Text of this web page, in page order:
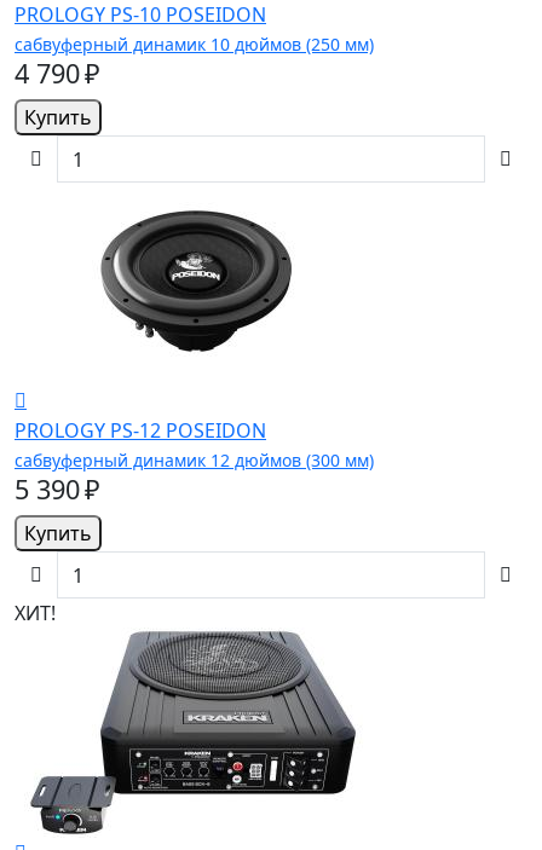
PROLOGY PS-10 POSEIDON
сабвуферный динамик 10 дюймов (250 мм)
4 790 ₽
Купить
PROLOGY PS-12 POSEIDON
сабвуферный динамик 12 дюймов (300 мм)
5 390 ₽
Купить
ХИТ!